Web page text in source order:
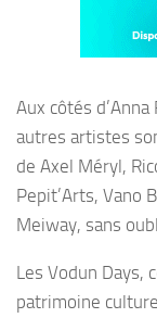
Aux côtés
autres artistes
de Axel Méryl,
Pepit’Arts, Vano
Meiway, sans
Les Vodun Days,
patrimoine